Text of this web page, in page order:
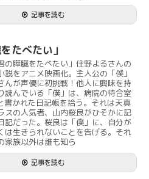
記事を読む
たべたい」
の膵臓をたべたい」住野よるさんの
説をアニメ映画化。主人公の「僕」
んが声優に初挑戦！他人に興味を持
読んでいる「僕」は、病院の待合室
書かれた日記帳を拾う。それは天真
スの人気者、山内桜良がひそかに記
記だった。桜良は「僕」に、自分が
は生きられないことを告げる。それ
家族以外は誰も知ら
記事を読む